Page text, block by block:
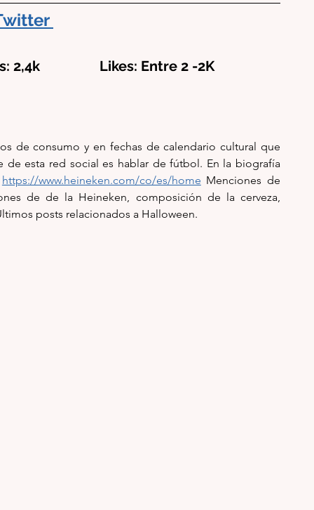
2,4k                 Likes: Entre 2 -2K
de consumo y en fechas de calendario cultural que
esta red social es hablar de fútbol. En la biografía
https://www.heineken.com/co/es/home Menciones de
de de la Heineken, composición de la cerveza,
posts relacionados a Halloween.